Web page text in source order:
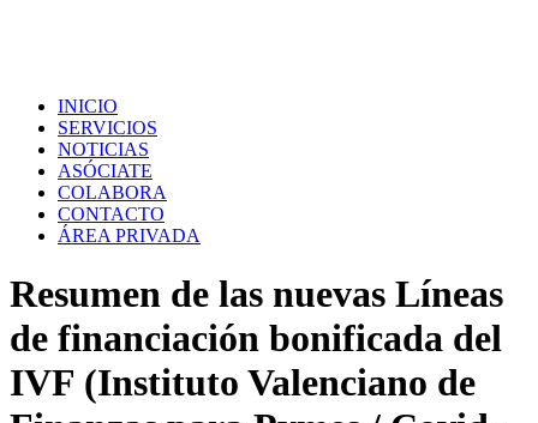
INICIO
SERVICIOS
NOTICIAS
ASÓCIATE
COLABORA
CONTACTO
ÁREA PRIVADA
Resumen de las nuevas Líneas
de financiación bonificada del
IVF (Instituto Valenciano de